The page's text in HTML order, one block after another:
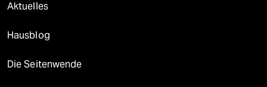
Aktuelles
Hausblog
Die Seitenwende